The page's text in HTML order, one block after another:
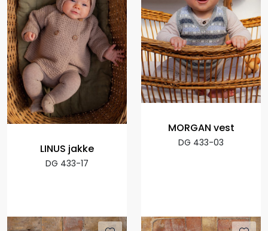
LINUS jakke
DG 433-17
MORGAN vest
DG 433-03